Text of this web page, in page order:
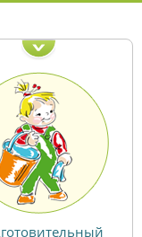
программы